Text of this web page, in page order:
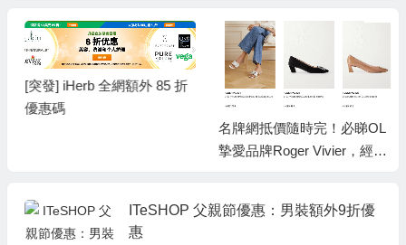
[突發] iHerb 全網額外 85 折
優惠碼
名牌網抵價隨時完！必睇OL
摯愛品牌Roger Vivier，經典
ITeSHOP 父親節優惠：男裝額外9折優
惠